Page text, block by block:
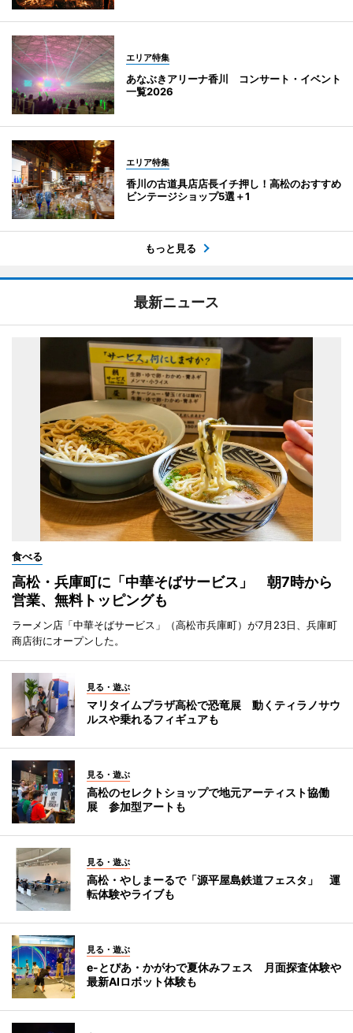
エリア特集
あなぶきアリーナ香川 コンサート・イベント
一覧2026
エリア特集
香川の古道具店店長イチ押し！高松のおすすめ
ビンテージショップ5選＋1
もっと見る
最新ニュース
食べる
高松・兵庫町に「中華そばサービス」 朝7時から
営業、無料トッピングも
ラーメン店「中華そばサービス」（高松市兵庫町）が7月23日、兵庫町
商店街にオープンした。
見る・遊ぶ
マリタイムプラザ高松で恐竜展 動くティラノサウ
ルスや乗れるフィギュアも
見る・遊ぶ
高松のセレクトショップで地元アーティスト協働
展 参加型アートも
見る・遊ぶ
高松・やしまーるで「源平屋島鉄道フェスタ」 運
転体験やライブも
見る・遊ぶ
e-とぴあ・かがわで夏休みフェス 月面探査体験や
最新AIロボット体験も